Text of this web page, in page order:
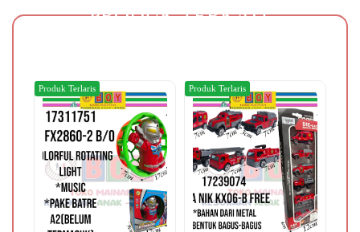
PRODUK TERKAIT
Produk Terlaris Produk Terlaris